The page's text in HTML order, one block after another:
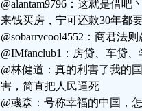
@alantam9796：这就是借
来钱买房，宁可还款30年
@sobarrycool4552：商君法
@IMfanclub1：房贷、车贷
@林健道：真的利害了我的
害，简直把人民逼死
@彧森：号称幸福的中国，